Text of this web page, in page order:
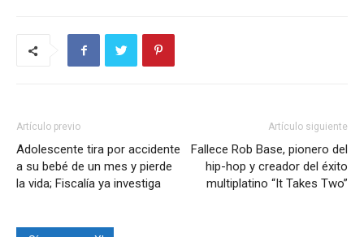
Artículo previo
Adolescente tira por accidente
a su bebé de un mes y pierde
la vida; Fiscalía ya investiga
Artículo siguiente
Fallece Rob Base, pionero del
hip-hop y creador del éxito
multiplatino “It Takes Two”